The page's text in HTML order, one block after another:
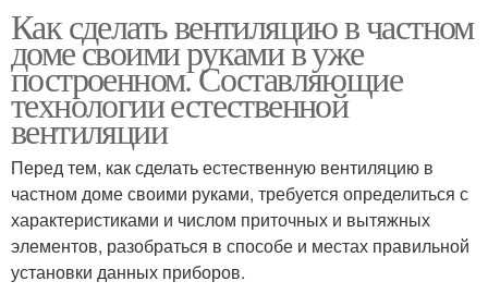
Как сделать вентиляцию в частном
доме своими руками в уже
построенном. Составляющие
технологии естественной
вентиляции
Перед тем, как сделать естественную вентиляцию в
частном доме своими руками, требуется определиться с
характеристиками и числом приточных и вытяжных
элементов, разобраться в способе и местах правильной
установки данных приборов.